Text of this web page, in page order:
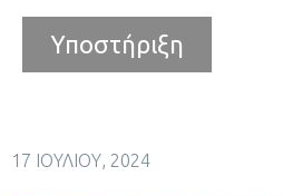
Υποστήριξη
17 ΙΟΥΛΊΟΥ, 2024